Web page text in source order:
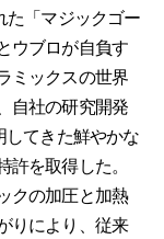
た「マジックゴー
ウブロが自負す
ミックスの世界
自社の研究開発
してきた鮮やかな
を取得した。
クの加圧と加熱
りにより、従来